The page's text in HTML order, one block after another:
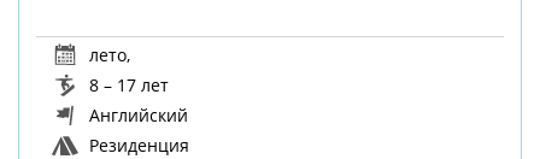
лето,
8 – 17 лет
Английский
Резиденция